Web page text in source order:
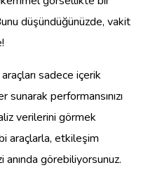
düşündüğünüzde, vakit
sadece içerik
performansınızı
verilerini görmek
araçlarla, etkileşim
anında görebiliyorsunuz.